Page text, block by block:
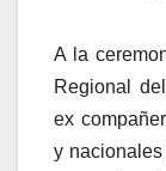
A la
Regional
ex
y